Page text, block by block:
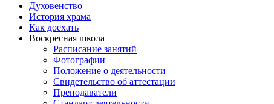
Духовенство
История храма
Как доехать
Воскресная школа
Расписание занятий
Фотографии
Положение о деятельности
Свидетельство об аттестации
Преподаватели